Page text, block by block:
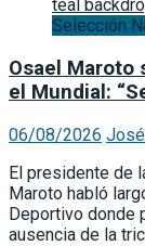
Selección
Osael Maroto
el Mundial:
06/08/2026
El presidente de
Maroto habló
Deportivo donde
ausencia de la